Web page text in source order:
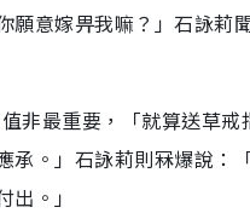
願意嫁畀我嘛？」石詠莉
非最重要，「就算送草戒
承。」石詠莉則冧爆說：
。」